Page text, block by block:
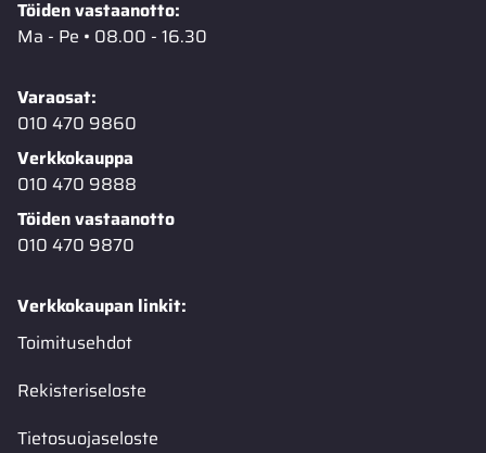
Töiden vastaanotto:
Ma - Pe • 08.00 - 16.30
Varaosat:
010 470 9860
Verkkokauppa
010 470 9888
Töiden vastaanotto
010 470 9870
Verkkokaupan linkit:
Toimitusehdot
Rekisteriseloste
Tietosuojaseloste